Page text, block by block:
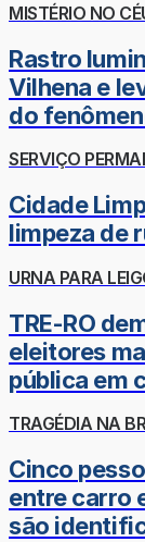
MISTÉRIO NO
Rastro
Vilhena e
do
SERVIÇO
Cidade
limpeza de
URNA PARA
TRE-RO
eleitores
pública em
TRAGÉDIA NA
Cinco
entre carro
são